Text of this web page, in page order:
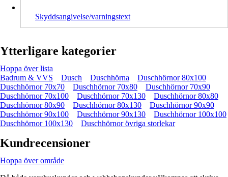
Skyddsangivelse/varningstext
Ytterligare kategorier
Hoppa över lista
Badrum & VVS
Dusch Duschhörna
Duschhörnor 80x100
Duschhörnor 70x70
Duschhörnor 70x80
Duschhörnor 70x90
Duschhörnor 70x100
Duschhörnor 70x130
Duschhörnor 80x80
Duschhörnor 80x90
Duschhörnor 80x130
Duschhörnor 90x90
Duschhörnor 90x100
Duschhörnor 90x130
Duschhörnor 100x100
Duschhörnor 100x130
Duschhörnor övriga storlekar
Kundrecensioner
Hoppa över område